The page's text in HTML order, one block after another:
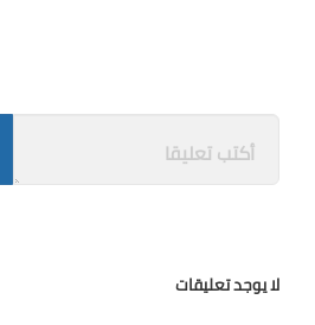
لا يوجد تعليقات